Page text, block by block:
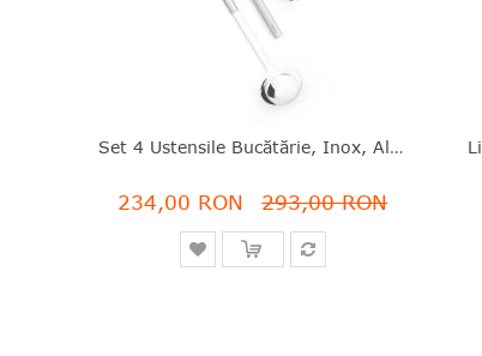
Set 4 Ustensile Bucătărie, Inox, Alb, Profile, Brabantia - 8710755260148
234,00 RON 293,00 RON